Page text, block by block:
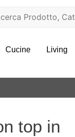
Cucine Living
top in